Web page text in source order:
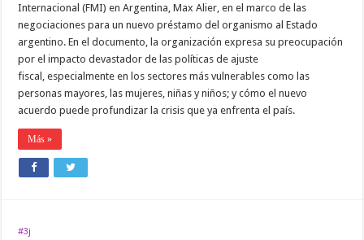
Internacional (FMI) en Argentina, Max Alier, en el marco de las
negociaciones para un nuevo préstamo del organismo al Estado
argentino. En el documento, la organización expresa su preocupación
por el impacto devastador de las políticas de ajuste
fiscal, especialmente en los sectores más vulnerables como las
personas mayores, las mujeres, niñas y niños; y cómo el nuevo
acuerdo puede profundizar la crisis que ya enfrenta el país.
Más »
#3j